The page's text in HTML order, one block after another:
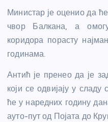
Министар је оценио да
чвор Балкана, а
коридора порасту
годинама.
Антић је пренео да је
који се одвијају у
ће у наредних годину
ауто-пут од Појата до